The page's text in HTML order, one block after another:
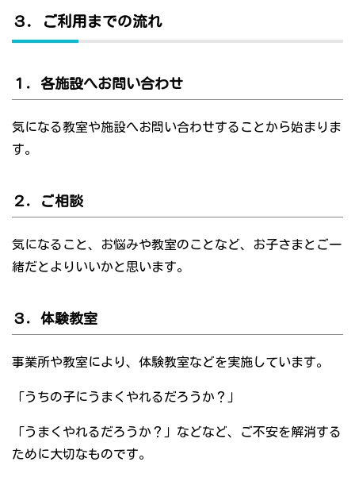
３．ご利用までの流れ
１．各施設へお問い合わせ
気になる教室や施設へお問い合わせすることから始まりま
す。
２．ご相談
気になること、お悩みや教室のことなど、お子さまとご一
緒だとよりいいかと思います。
３．体験教室
事業所や教室により、体験教室などを実施しています。
「うちの子にうまくやれるだろうか？」
「うまくやれるだろうか？」などなど、ご不安を解消する
ために大切なものです。